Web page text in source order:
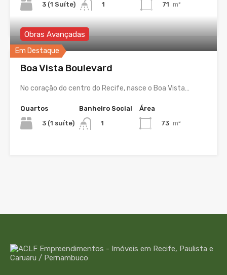
3 (1 Suíte)
1
71 m²
Em Destaque
Obras Avançadas
Boa Vista Boulevard
No coração do centro do Recife, nasce o Boa Vista…
Quartos
3 (1 suíte)
Banheiro Social
1
Área
73 m²